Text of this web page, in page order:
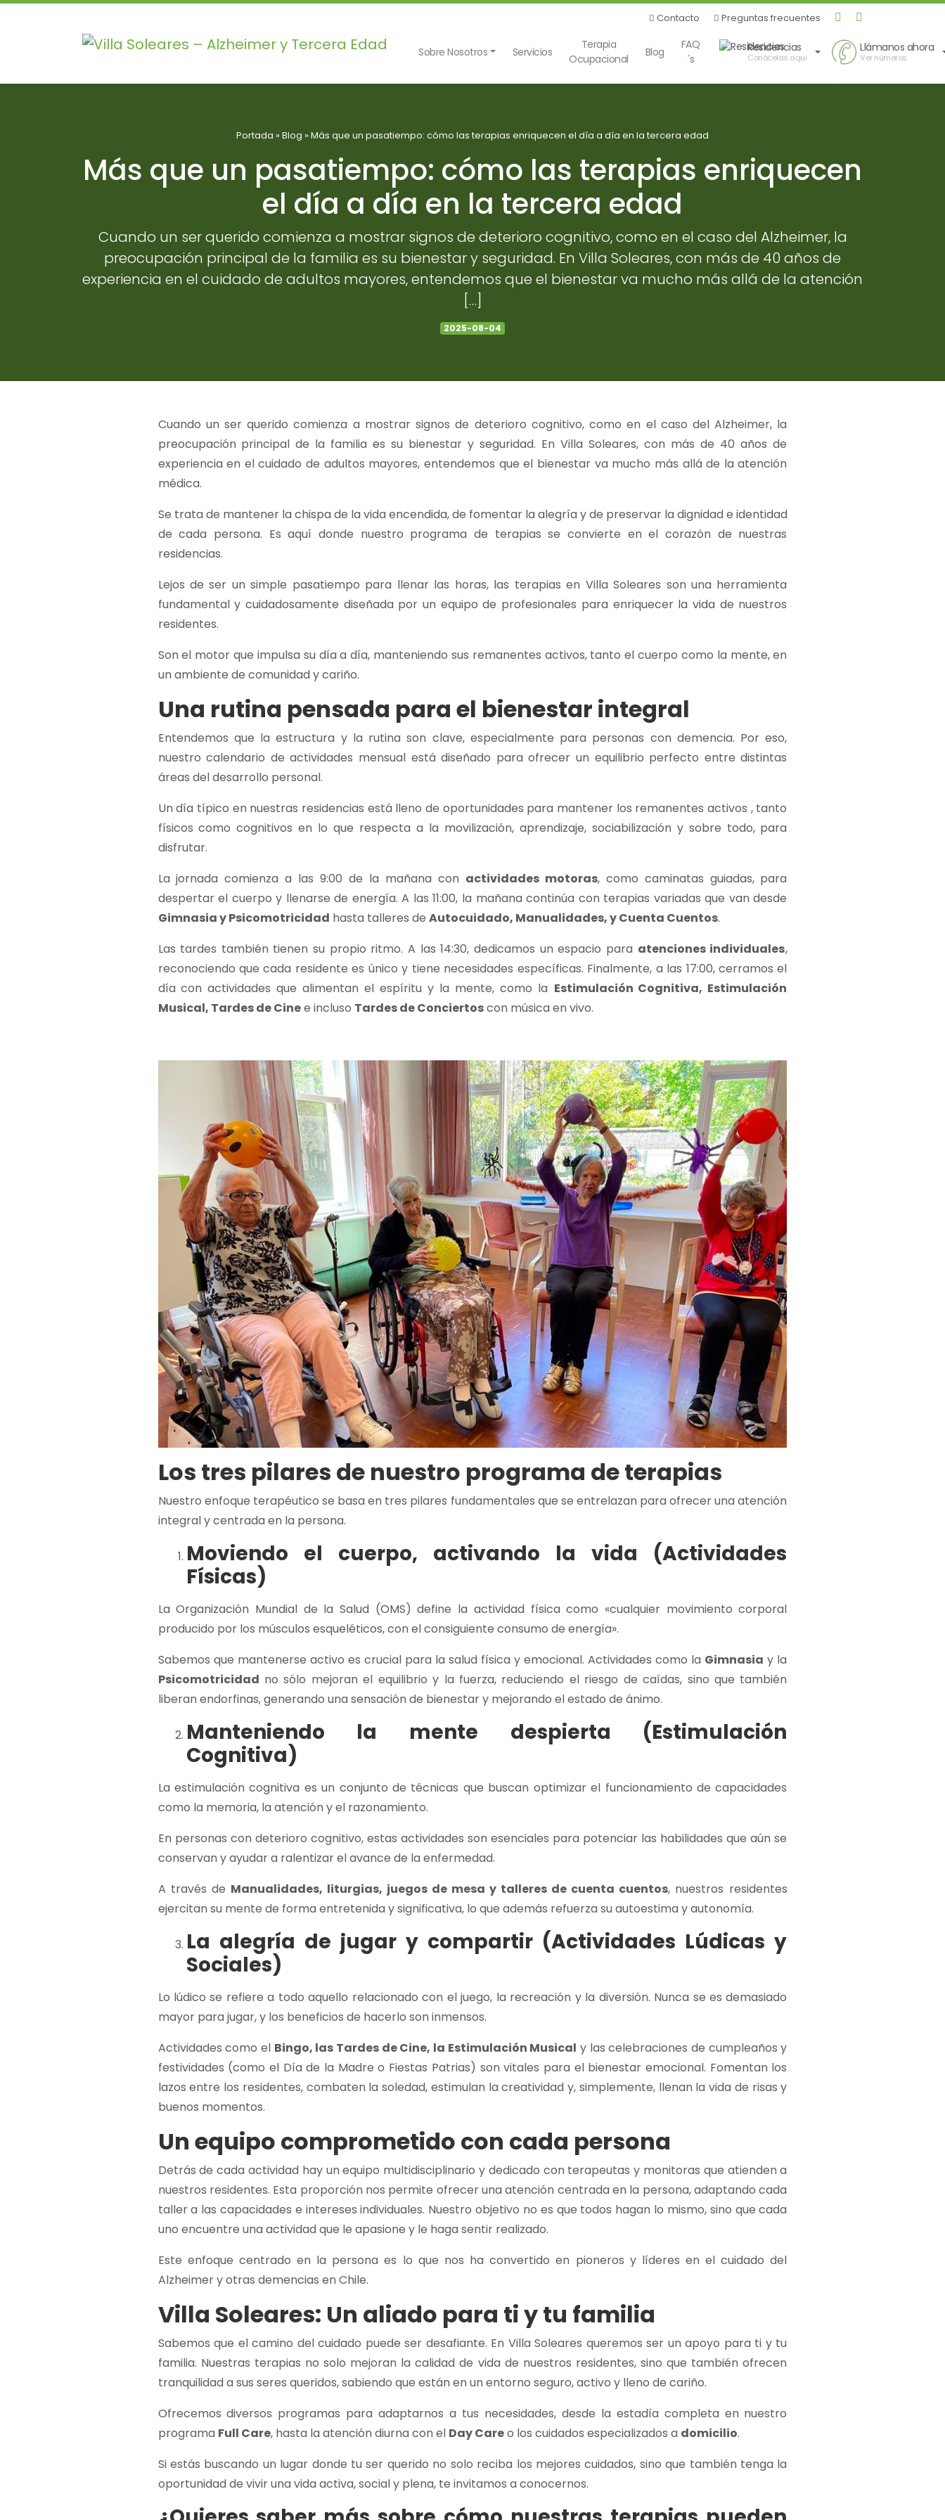
Contacto Preguntas frecuentes
Sobre Nosotros Servicios
Terapia
Ocupacional
Blog
FAQ
´s
Residencias
Conócelas aqui
Llámanos ahora
Ver números
Portada » Blog » Más que un pasatiempo: cómo las terapias enriquecen el día a día en la tercera edad
Más que un pasatiempo: cómo las terapias enriquecen
el día a día en la tercera edad
Cuando un ser querido comienza a mostrar signos de deterioro cognitivo, como en el caso del Alzheimer, la
preocupación principal de la familia es su bienestar y seguridad. En Villa Soleares, con más de 40 años de
experiencia en el cuidado de adultos mayores, entendemos que el bienestar va mucho más allá de la atención
[…]
2025-08-04
Cuando un ser querido comienza a mostrar signos de deterioro cognitivo, como en el caso del Alzheimer, la
preocupación principal de la familia es su bienestar y seguridad. En Villa Soleares, con más de 40 años de
experiencia en el cuidado de adultos mayores, entendemos que el bienestar va mucho más allá de la atención
médica.
Se trata de mantener la chispa de la vida encendida, de fomentar la alegría y de preservar la dignidad e identidad
de cada persona. Es aquí donde nuestro programa de terapias se convierte en el corazón de nuestras
residencias.
Lejos de ser un simple pasatiempo para llenar las horas, las terapias en Villa Soleares son una herramienta
fundamental y cuidadosamente diseñada por un equipo de profesionales para enriquecer la vida de nuestros
residentes.
Son el motor que impulsa su día a día, manteniendo sus remanentes activos, tanto el cuerpo como la mente, en
un ambiente de comunidad y cariño.
Una rutina pensada para el bienestar integral
Entendemos que la estructura y la rutina son clave, especialmente para personas con demencia. Por eso,
nuestro calendario de actividades mensual está diseñado para ofrecer un equilibrio perfecto entre distintas
áreas del desarrollo personal.
Un día típico en nuestras residencias está lleno de oportunidades para mantener los remanentes activos , tanto
físicos como cognitivos en lo que respecta a la movilización, aprendizaje, sociabilización y sobre todo, para
disfrutar.
La jornada comienza a las 9:00 de la mañana con actividades motoras, como caminatas guiadas, para
despertar el cuerpo y llenarse de energía. A las 11:00, la mañana continúa con terapias variadas que van desde
Gimnasia y Psicomotricidad hasta talleres de Autocuidado, Manualidades, y Cuenta Cuentos.
Las tardes también tienen su propio ritmo. A las 14:30, dedicamos un espacio para atenciones individuales,
reconociendo que cada residente es único y tiene necesidades específicas. Finalmente, a las 17:00, cerramos el
día con actividades que alimentan el espíritu y la mente, como la Estimulación Cognitiva, Estimulación
Musical, Tardes de Cinee incluso Tardes de Conciertoscon música en vivo.
Los tres pilares de nuestro programa de terapias
Nuestro enfoque terapéutico se basa en tres pilares fundamentales que se entrelazan para ofrecer una atención
integral y centrada en la persona.
Moviendo el cuerpo, activando la vida (Actividades
Físicas)
La Organización Mundial de la Salud (OMS) define la actividad física como «cualquier movimiento corporal
producido por los músculos esqueléticos, con el consiguiente consumo de energía».
Sabemos que mantenerse activo es crucial para la salud física y emocional. Actividades como la Gimnasia y la
Psicomotricidad no sólo mejoran el equilibrio y la fuerza, reduciendo el riesgo de caídas, sino que también
liberan endorfinas, generando una sensación de bienestar y mejorando el estado de ánimo.
Manteniendo la mente despierta (Estimulación
Cognitiva)
La estimulación cognitiva es un conjunto de técnicas que buscan optimizar el funcionamiento de capacidades
como la memoria, la atención y el razonamiento.
En personas con deterioro cognitivo, estas actividades son esenciales para potenciar las habilidades que aún se
conservan y ayudar a ralentizar el avance de la enfermedad.
A través de Manualidades, liturgias, juegos de mesa y talleres de cuenta cuentos, nuestros residentes
ejercitan su mente de forma entretenida y significativa, lo que además refuerza su autoestima y autonomía.
La alegría de jugar y compartir (Actividades Lúdicas y
Sociales)
Lo lúdico se refiere a todo aquello relacionado con el juego, la recreación y la diversión. Nunca se es demasiado
mayor para jugar, y los beneficios de hacerlo son inmensos.
Actividades como el Bingo, las Tardes de Cine, la Estimulación Musical y las celebraciones de cumpleaños y
festividades (como el Día de la Madre o Fiestas Patrias) son vitales para el bienestar emocional. Fomentan los
lazos entre los residentes, combaten la soledad, estimulan la creatividad y, simplemente, llenan la vida de risas y
buenos momentos.
Un equipo comprometido con cada persona
Detrás de cada actividad hay un equipo multidisciplinario y dedicado con terapeutas y monitoras que atienden a
nuestros residentes. Esta proporción nos permite ofrecer una atención centrada en la persona, adaptando cada
taller a las capacidades e intereses individuales. Nuestro objetivo no es que todos hagan lo mismo, sino que cada
uno encuentre una actividad que le apasione y le haga sentir realizado.
Este enfoque centrado en la persona es lo que nos ha convertido en pioneros y líderes en el cuidado del
Alzheimer y otras demencias en Chile.
Villa Soleares: Un aliado para ti y tu familia
Sabemos que el camino del cuidado puede ser desafiante. En Villa Soleares queremos ser un apoyo para ti y tu
familia. Nuestras terapias no solo mejoran la calidad de vida de nuestros residentes, sino que también ofrecen
tranquilidad a sus seres queridos, sabiendo que están en un entorno seguro, activo y lleno de cariño.
Ofrecemos diversos programas para adaptarnos a tus necesidades, desde la estadía completa en nuestro
programa Full Care, hasta la atención diurna con el Day Careo los cuidados especializados a domicilio.
Si estás buscando un lugar donde tu ser querido no solo reciba los mejores cuidados, sino que también tenga la
oportunidad de vivir una vida activa, social y plena, te invitamos a conocernos.